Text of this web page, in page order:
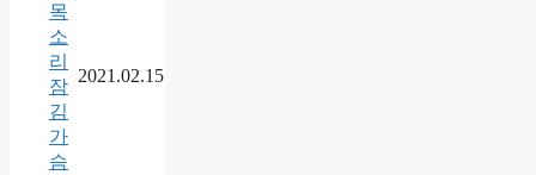
목
소
리
잠
김
가
슴
2021.02.15